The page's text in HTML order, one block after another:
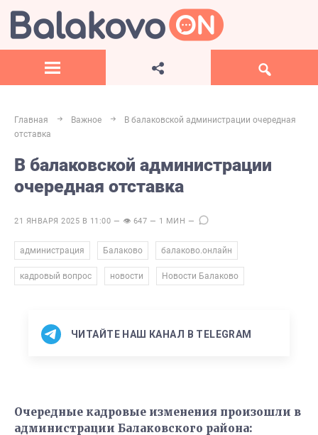
Главная Важное
В балаковской администрации очередная
отставка
В балаковской администрации
очередная отставка
21 ЯНВАРЯ 2025 В 11:00 — 👁 647 — 1 МИН —
администрация Балаково балаково.онлайн
кадровый вопрос новости Новости Балаково
ЧИТАЙТЕ НАШ КАНАЛ В TELEGRAM
Очередные кадровые изменения произошли в
администрации Балаковского района: